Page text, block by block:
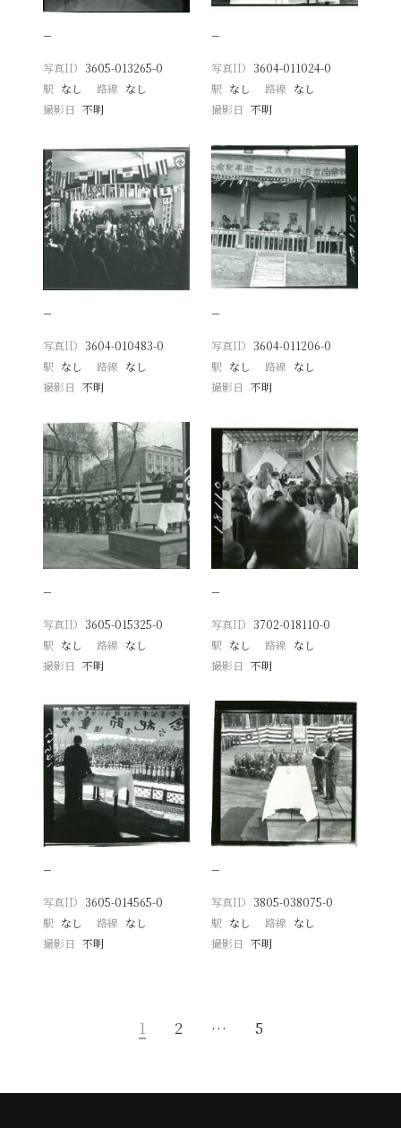
−
写真ID 3605-013265-0
駅 なし 路線 なし
撮影日
不明
−
写真ID 3604-011024-0
駅 なし 路線 なし
撮影日 不明
−
写真ID 3604-010483-0
駅 なし 路線 なし
撮影日
不明
−
写真ID 3604-011206-0
駅 なし 路線 なし
撮影日 不明
−
写真ID 3605-015325-0
駅 なし 路線 なし
撮影日
不明
−
写真ID 3702-018110-0
駅 なし 路線 なし
撮影日 不明
−
写真ID 3605-014565-0
駅 なし 路線 なし
撮影日
不明
−
写真ID 3805-038075-0
駅 なし 路線 なし
撮影日 不明
1 2 … 5